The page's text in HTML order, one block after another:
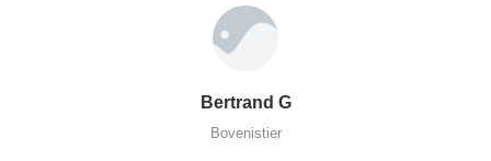
Bertrand G
Bovenistier